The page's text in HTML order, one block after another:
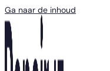
Ga naar de inhoud